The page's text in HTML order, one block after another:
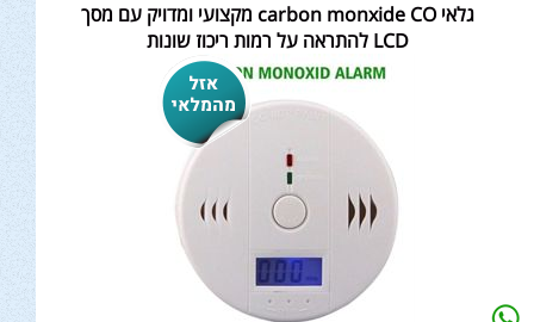
גלאי carbon monxide CO מקצועי ומדויק עם מסך
LCD להתראה על רמות ריכוז שונות